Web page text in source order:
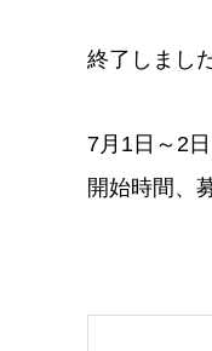
終了しまし
7月1日～2
開始時間、